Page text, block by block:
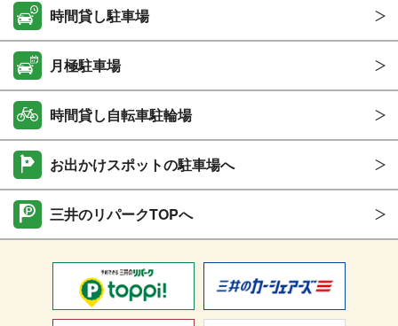
時間貸し駐車場
月極駐車場
時間貸し自転車駐輪場
お出かけスポットの駐車場へ
三井のリパークTOPへ